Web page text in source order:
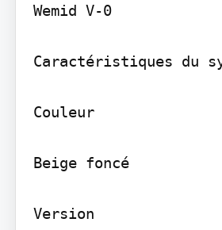
Wemid V-0
Caractéristiques du
Couleur
Beige foncé
Version